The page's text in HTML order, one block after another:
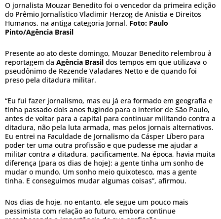
O jornalista Mouzar Benedito foi o vencedor da primeira edição
do Prêmio Jornalístico Vladimir Herzog de Anistia e Direitos
Humanos, na antiga categoria Jornal. Foto: Paulo
Pinto/Agência Brasil
Presente ao ato deste domingo, Mouzar Benedito relembrou à
reportagem da Agência Brasil dos tempos em que utilizava o
pseudônimo de Rezende Valadares Netto e de quando foi
preso pela ditadura militar.
“Eu fui fazer jornalismo, mas eu já era formado em geografia e
tinha passado dois anos fugindo para o interior de São Paulo,
antes de voltar para a capital para continuar militando contra a
ditadura, não pela luta armada, mas pelos jornais alternativos.
Eu entrei na Faculdade de Jornalismo da Cásper Líbero para
poder ter uma outra profissão e que pudesse me ajudar a
militar contra a ditadura, pacificamente. Na época, havia muita
diferença [para os dias de hoje]: a gente tinha um sonho de
mudar o mundo. Um sonho meio quixotesco, mas a gente
tinha. E conseguimos mudar algumas coisas”, afirmou.
Nos dias de hoje, no entanto, ele segue um pouco mais
pessimista com relação ao futuro, embora continue